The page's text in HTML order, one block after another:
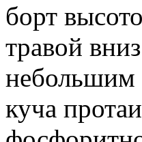
борт
травой
небольшим
куча